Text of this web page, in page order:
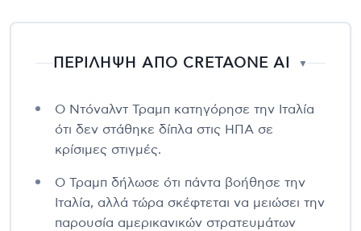
ΠΕΡΙΛΗΨΗ ΑΠΟ CRETAONE AI ▼
Ο Ντόναλντ Τραμπ κατηγόρησε την Ιταλία
ότι δεν στάθηκε δίπλα στις ΗΠΑ σε
κρίσιμες στιγμές.
Ο Τραμπ δήλωσε ότι πάντα βοήθησε την
Ιταλία, αλλά τώρα σκέφτεται να μειώσει την
παρουσία αμερικανικών στρατευμάτων